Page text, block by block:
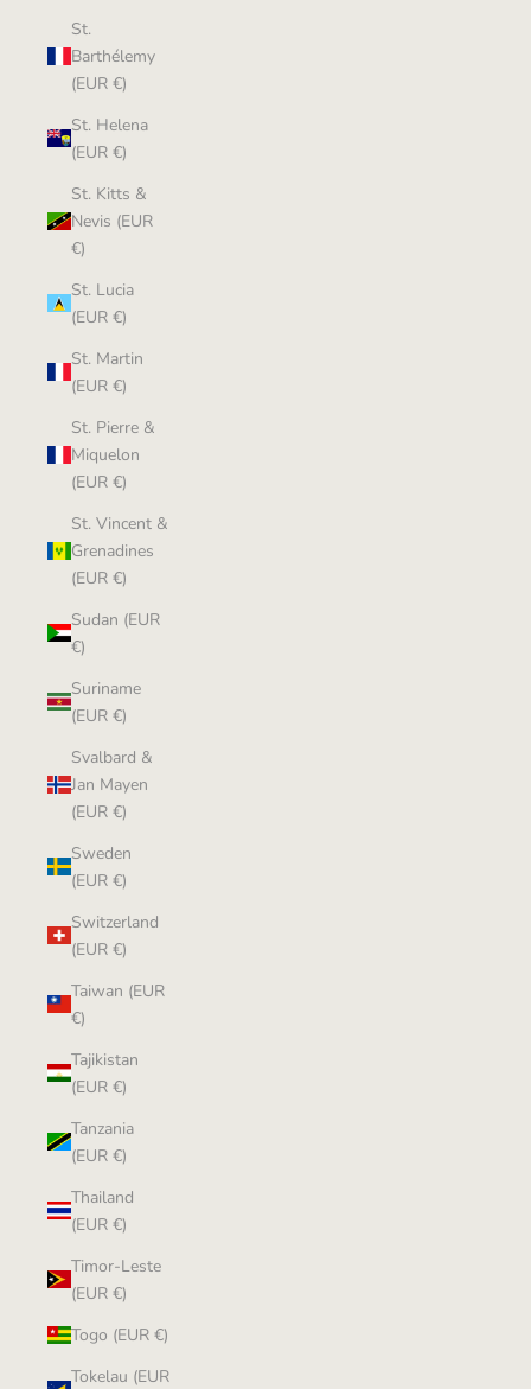
St.
Barthélemy
(EUR €)
St. Helena
(EUR €)
St. Kitts &
Nevis (EUR
€)
St. Lucia
(EUR €)
St. Martin
(EUR €)
St. Pierre &
Miquelon
(EUR €)
St. Vincent &
Grenadines
(EUR €)
Sudan (EUR
€)
Suriname
(EUR €)
Svalbard &
Jan Mayen
(EUR €)
Sweden
(EUR €)
Switzerland
(EUR €)
Taiwan (EUR
€)
Tajikistan
(EUR €)
Tanzania
(EUR €)
Thailand
(EUR €)
Timor-Leste
(EUR €)
Togo (EUR €)
Tokelau (EUR